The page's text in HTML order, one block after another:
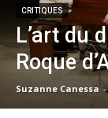
CRITIQUES
L’art du
Roque
Suzanne Canessa -